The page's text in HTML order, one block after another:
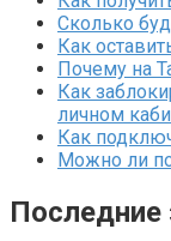
Сколько
Как
Почему на
Как
личном
Как
Можно ли
Последние